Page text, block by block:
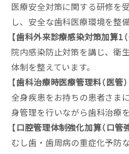
医療安全対策に関する研修を
し、安全な歯科医療環境を整
【歯科外来診療感染対策加算1（
院内感染防止対策を講じ、衛
体制を整えています。
【歯科治療時医療管理料（医管）
全身疾患をお持ちの患者さま
身管理を行いながら歯科治療
【口腔管理体制強化加算（口管強
むし歯・歯周病の重症化予防